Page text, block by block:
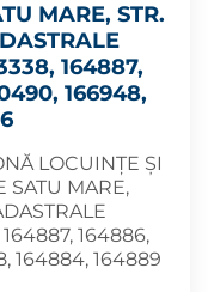
MARE, STR.
164887,
166948,
LOCUINȚE ȘI
SATU MARE,
164886,
164884, 164889